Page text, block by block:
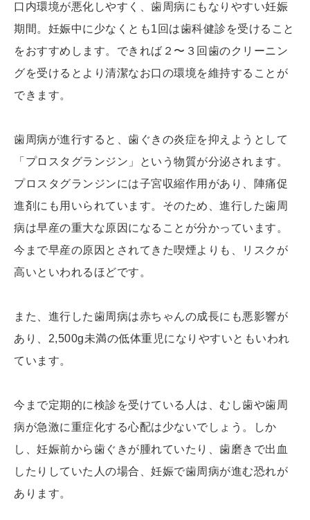
口内環境が悪化しやすく、歯周病にもなりやすい妊娠
期間。妊娠中に少なくとも1回は歯科健診を受けること
をおすすめします。できれば２〜３回歯のクリーニン
グを受けるとより清潔なお口の環境を維持することが
できます。
歯周病が進行すると、歯ぐきの炎症を抑えようとして
「プロスタグランジン」という物質が分泌されます。
プロスタグランジンには子宮収縮作用があり、陣痛促
進剤にも用いられています。そのため、進行した歯周
病は早産の重大な原因になることが分かっています。
今まで早産の原因とされてきた喫煙よりも、リスクが
高いといわれるほどです。
また、進行した歯周病は赤ちゃんの成長にも悪影響が
あり、2,500g未満の低体重児になりやすいともいわれ
ています。
今まで定期的に検診を受けている人は、むし歯や歯周
病が急激に重症化する心配は少ないでしょう。しか
し、妊娠前から歯ぐきが腫れていたり、歯磨きで出血
したりしていた人の場合、妊娠で歯周病が進む恐れが
あります。